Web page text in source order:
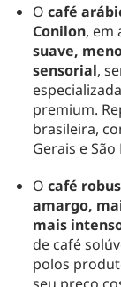
O café
Conilon, em
suave,
sensorial,
premium.
brasileira,
Gerais e São
O café
amargo,
mais
de café
polos